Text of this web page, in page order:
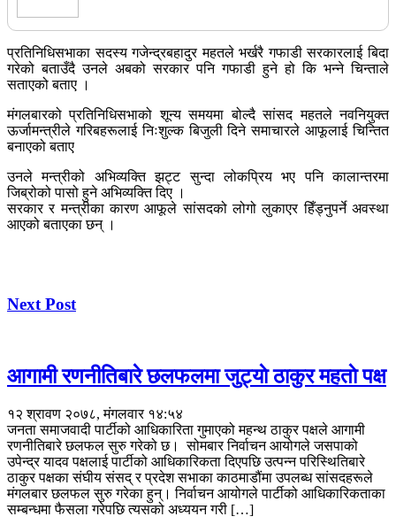
प्रतिनिधिसभाका सदस्य गजेन्द्रबहादुर महतले भर्खरै गफाडी सरकारलाई बिदा
गरेको बताउँदै उनले अबको सरकार पनि गफाडी हुने हो कि भन्ने चिन्ताले
सताएको बताए ।
मंगलबारको प्रतिनिधिसभाको शून्य समयमा बोल्दै सांसद महतले नवनियुक्त
ऊर्जामन्त्रीले गरिबहरूलाई निःशुल्क बिजुली दिने समाचारले आफूलाई चिन्तित
बनाएको बताए
उनले मन्त्रीको अभिव्यक्ति झट्ट सुन्दा लोकप्रिय भए पनि कालान्तरमा
जिब्रोको पासो हुने अभिव्यक्ति दिए ।
सरकार र मन्त्रीका कारण आफूले सांसदको लोगो लुकाएर हिँड्नुपर्ने अवस्था
आएको बताएका छन् ।
Next Post
आगामी रणनीतिबारे छलफलमा जुट्याे ठाकुर महताे पक्ष
१२ श्रावण २०७८, मंगलवार १४:५४
जनता समाजवादी पार्टीको आधिकारिता गुमाएको महन्थ ठाकुर पक्षले आगामी
रणनीतिबारे छलफल सुरु गरेको छ। सोमबार निर्वाचन आयोगले जसपाको
उपेन्द्र यादव पक्षलाई पार्टीको आधिकारिकता दिएपछि उत्पन्न परिस्थितिबारे
ठाकुर पक्षका संघीय संसद् र प्रदेश सभाका काठमाडौंमा उपलब्ध सांसदहरूले
मंगलबार छलफल सुरु गरेका हुन्। निर्वाचन आयोगले पार्टीको आधिकारिकताका
सम्बन्धमा फैसला गरेपछि त्यसको अध्ययन गरी […]